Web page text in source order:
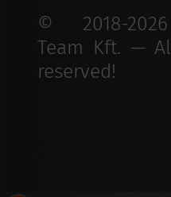
© 2018-
Team Kft. —
reserved!